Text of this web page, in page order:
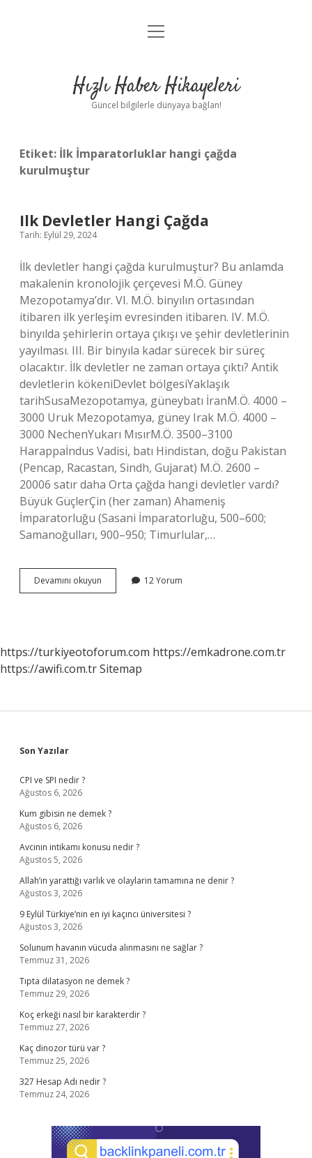
Anasayfa
Yasal Uyarı
menüyü
Hızlı Haber Hikayeleri
Güncel bilgilerle dünyaya bağlan!
Etiket: İlk İmparatorluklar hangi çağda
kurulmuştur
Ilk Devletler Hangi Çağda
Tarih: Eylül 29, 2024
İlk devletler hangi çağda kurulmuştur? Bu anlamda
makalenin kronolojik çerçevesi M.Ö. Güney
Mezopotamya’dır. VI. M.Ö. binyılın ortasından
itibaren ilk yerleşim evresinden itibaren. IV. M.Ö.
binyılda şehirlerin ortaya çıkışı ve şehir devletlerinin
yayılması. III. Bir binyıla kadar sürecek bir süreç
olacaktır. İlk devletler ne zaman ortaya çıktı? Antik
devletlerin kökeniDevlet bölgesiYaklaşık
tarihSusaMezopotamya, güneybatı İranM.Ö. 4000 –
3000 Uruk Mezopotamya, güney Irak M.Ö. 4000 –
3000 NechenYukarı MısırM.Ö. 3500–3100
Harappaİndus Vadisi, batı Hindistan, doğu Pakistan
(Pencap, Racastan, Sindh, Gujarat) M.Ö. 2600 –
20006 satır daha Orta çağda hangi devletler vardı?
Büyük GüçlerÇin (her zaman) Ahameniş
İmparatorluğu (Sasani İmparatorluğu, 500–600;
Samanoğulları, 900–950; Timurlular,…
Devamını okuyun
Devletler
12 Yorum
https://turkiyeotoforum.com https://emkadrone.com.tr
https://awifi.com.trSitemap
Sidebar
Son Yazılar
CPI ve SPI nedir ?
Ağustos 6, 2026
Kum gibisin ne demek ?
Ağustos 6, 2026
Avcının intikamı konusu nedir ?
Ağustos 5, 2026
Allah’ın yarattığı varlık ve olaylarin tamamına ne denir ?
Ağustos 3, 2026
9 Eylül Türkiye’nin en iyi kaçıncı üniversitesi ?
Ağustos 3, 2026
Solunum havanın vücuda alınmasını ne sağlar ?
Temmuz 31, 2026
Tıpta dilatasyon ne demek ?
Temmuz 29, 2026
Koç erkeği nasıl bir karakterdir ?
Temmuz 27, 2026
Kaç dinozor türü var ?
Temmuz 25, 2026
327 Hesap Adı nedir ?
Temmuz 24, 2026